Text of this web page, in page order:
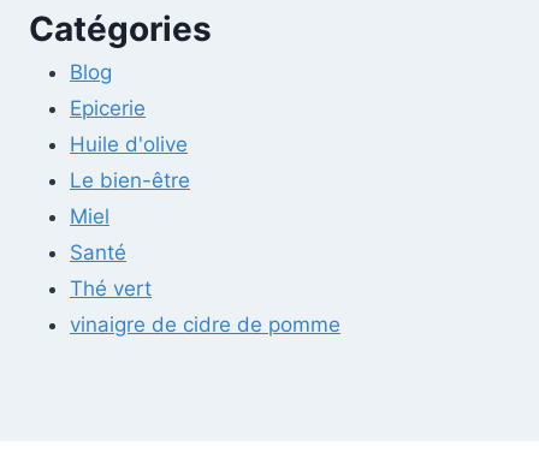
Catégories
Blog
Epicerie
Huile d'olive
Le bien-être
Miel
Santé
Thé vert
vinaigre de cidre de pomme